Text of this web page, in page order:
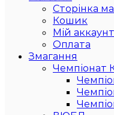
Сторінка
Кошик
Мій аккаунт
Оплата
Змагання
Чемпіонат